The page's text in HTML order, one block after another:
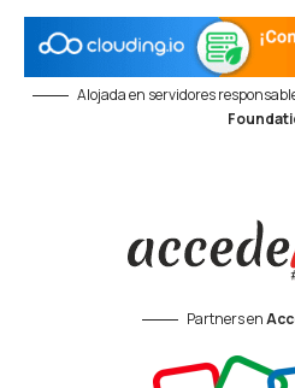
Alojada en servidores
Partners en